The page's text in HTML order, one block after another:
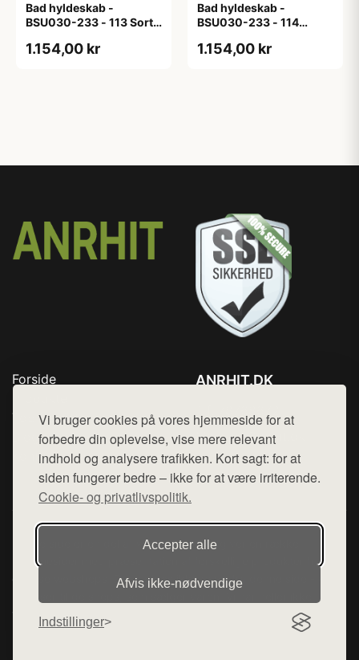
Vi bruger cookies på vores hjemmeside for at
forbedre din oplevelse, vise mere relevant
indhold og analysere trafikken. Kort sagt: for at
siden fungerer bedre – ikke for at være irriterende.
Cookie- og privatlivspolitik.
Accepter alle
Afvis ikke‑nødvendige
Indstillinger
Bad hyldeskab -
BSU030-233 - 113 Sort
1.154,00 kr
Bad hyldeskab -
BSU030-233 - 114
m/eg ABS-kant
1.154,00 kr
Forside
Top Rabatter
Blog
Kontakt
ANRHIT.DK
Mail: hej@want.dk
Cookie- og privatlivspolitik
Denne side er en del af want.dk, der udgiver en række
hjemmesider med præsentation af forskellige produkter fra
diverse webshops. Der sælges ikke varer fra denne side - vi
henviser til de shops, som sælger varen. Vi har heller ikke
varerne på lager.